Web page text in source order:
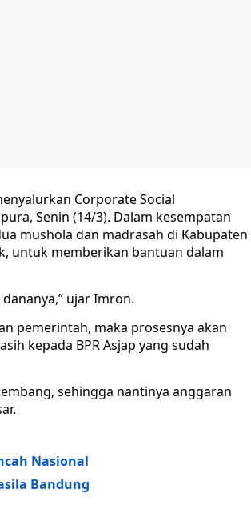
Corporate Social
Senin (14/3). Dalam kesempatan
mushola dan madrasah di Kabupaten
untuk memberikan bantuan dalam
ujar Imron.
pemerintah, maka prosesnya akan
kepada BPR Asjap yang sudah
sehingga nantinya anggaran
Nasional
Bandung